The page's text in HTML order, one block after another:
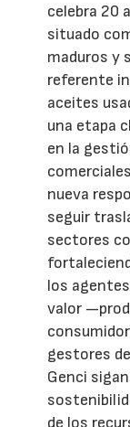
celebra 20
situado
maduros y
referente
aceites
una etapa
en la
nueva
seguir
sectores
los
valor
gestores
Genci
de los